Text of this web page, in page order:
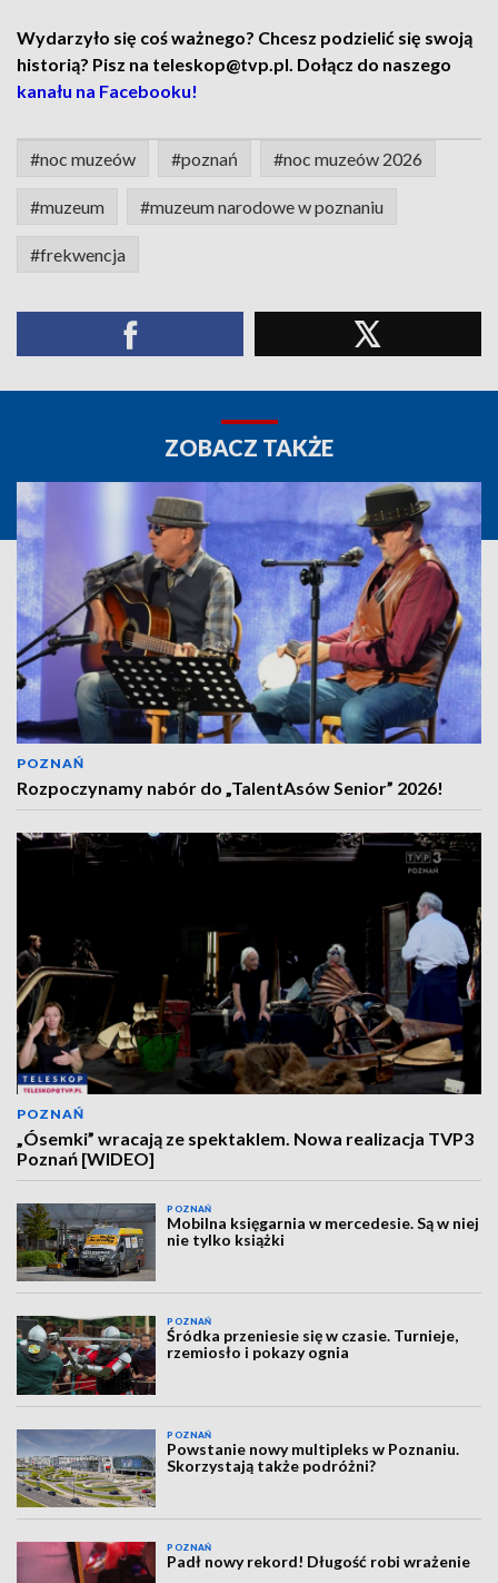
Wydarzyło się coś ważnego? Chcesz podzielić się swoją
historią? Pisz na teleskop@tvp.pl. Dołącz do naszego
kanału na Facebooku!
#noc muzeów #poznań #noc muzeów 2026
#muzeum #muzeum narodowe w poznaniu
#frekwencja
ZOBACZ TAKŻE
POZNAŃ
Rozpoczynamy nabór do „TalentAsów Senior” 2026!
POZNAŃ
„Ósemki” wracają ze spektaklem. Nowa realizacja TVP3
Poznań [WIDEO]
POZNAŃ
Mobilna księgarnia w mercedesie. Są w niej
nie tylko książki
POZNAŃ
Śródka przeniesie się w czasie. Turnieje,
rzemiosło i pokazy ognia
POZNAŃ
Powstanie nowy multipleks w Poznaniu.
Skorzystają także podróżni?
POZNAŃ
Padł nowy rekord! Długość robi wrażenie